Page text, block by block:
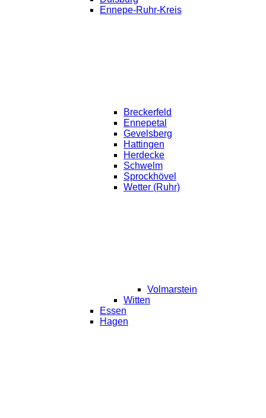
Ennepe-Ruhr-Kreis
Breckerfeld
Ennepetal
Gevelsberg
Hattingen
Herdecke
Schwelm
Sprockhövel
Wetter (Ruhr)
Volmarstein
Witten
Essen
Hagen